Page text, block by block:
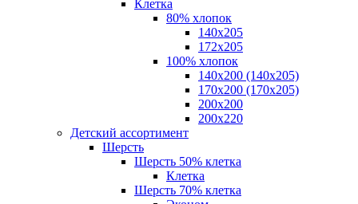
Клетка
80% хлопок
140x205
172х205
100% хлопок
140x200 (140х205)
170x200 (170х205)
200х200
200х220
Детский ассортимент
Шерсть
Шерсть 50% клетка
Клетка
Шерсть 70% клетка